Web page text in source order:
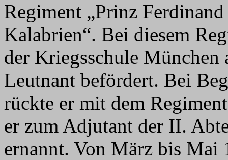
Regiment „Prinz
Kalabrien“. Bei diesem
der Kriegsschule
Leutnant befördert. Bei
rückte er mit dem
er zum Adjutant der II.
ernannt. Von März bis